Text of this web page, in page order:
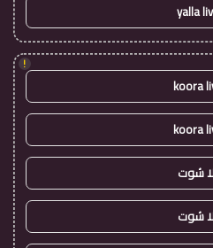
yalla
!
koora
koora
شوت
شوت